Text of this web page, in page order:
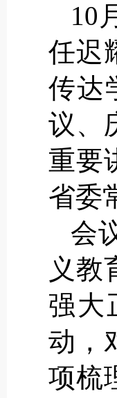
10
任迟
传达
议、
重要
省委
会
义教
强大
动，
项梳